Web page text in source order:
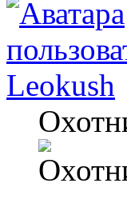
Leokush